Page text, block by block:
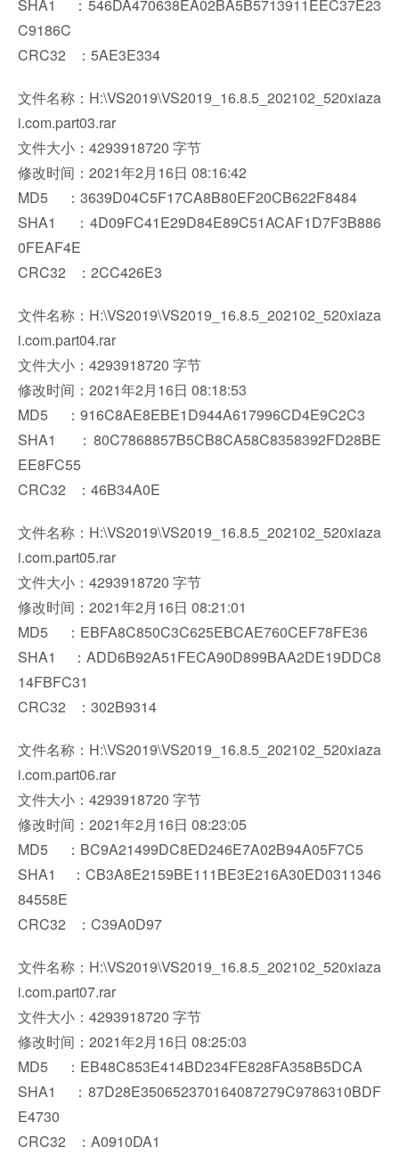
SHA1 ：546DA470638EA02BA5B5713911EEC37E23
C9186C
CRC32 ：5AE3E334
文件名称：H:\VS2019\VS2019_16.8.5_202102_520xiaza
i.com.part03.rar
文件大小：4293918720 字节
修改时间：2021年2月16日 08:16:42
MD5 ：3639D04C5F17CA8B80EF20CB622F8484
SHA1 ：4D09FC41E29D84E89C51ACAF1D7F3B886
0FEAF4E
CRC32 ：2CC426E3
文件名称：H:\VS2019\VS2019_16.8.5_202102_520xiaza
i.com.part04.rar
文件大小：4293918720 字节
修改时间：2021年2月16日 08:18:53
MD5 ：916C8AE8EBE1D944A617996CD4E9C2C3
SHA1 ：80C7868857B5CB8CA58C8358392FD28BE
EE8FC55
CRC32 ：46B34A0E
文件名称：H:\VS2019\VS2019_16.8.5_202102_520xiaza
i.com.part05.rar
文件大小：4293918720 字节
修改时间：2021年2月16日 08:21:01
MD5 ：EBFA8C850C3C625EBCAE760CEF78FE36
SHA1 ：ADD6B92A51FECA90D899BAA2DE19DDC8
14FBFC31
CRC32 ：302B9314
文件名称：H:\VS2019\VS2019_16.8.5_202102_520xiaza
i.com.part06.rar
文件大小：4293918720 字节
修改时间：2021年2月16日 08:23:05
MD5 ：BC9A21499DC8ED246E7A02B94A05F7C5
SHA1 ：CB3A8E2159BE111BE3E216A30ED0311346
84558E
CRC32 ：C39A0D97
文件名称：H:\VS2019\VS2019_16.8.5_202102_520xiaza
i.com.part07.rar
文件大小：4293918720 字节
修改时间：2021年2月16日 08:25:03
MD5 ：EB48C853E414BD234FE828FA358B5DCA
SHA1 ：87D28E350652370164087279C9786310BDF
E4730
CRC32 ：A0910DA1